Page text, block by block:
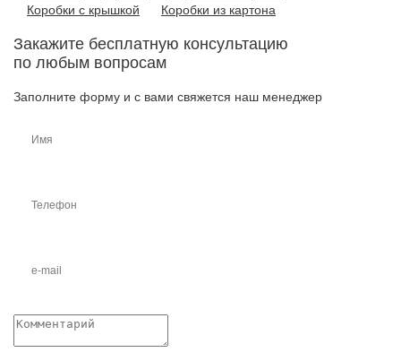
Коробки с крышкой
Коробки из картона
Закажите бесплатную консультацию
по любым вопросам
Заполните форму и с вами свяжется наш менеджер